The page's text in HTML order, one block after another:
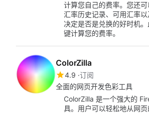
计算您自己的费率。您还
汇率历史记录、可用汇率
决定是否是兑换的好时机
键计算您的费率。
ColorZilla
4.9 订阅
全面的网页开发色彩工具
ColorZilla 是一个强大的
具。用户可以轻松地从网